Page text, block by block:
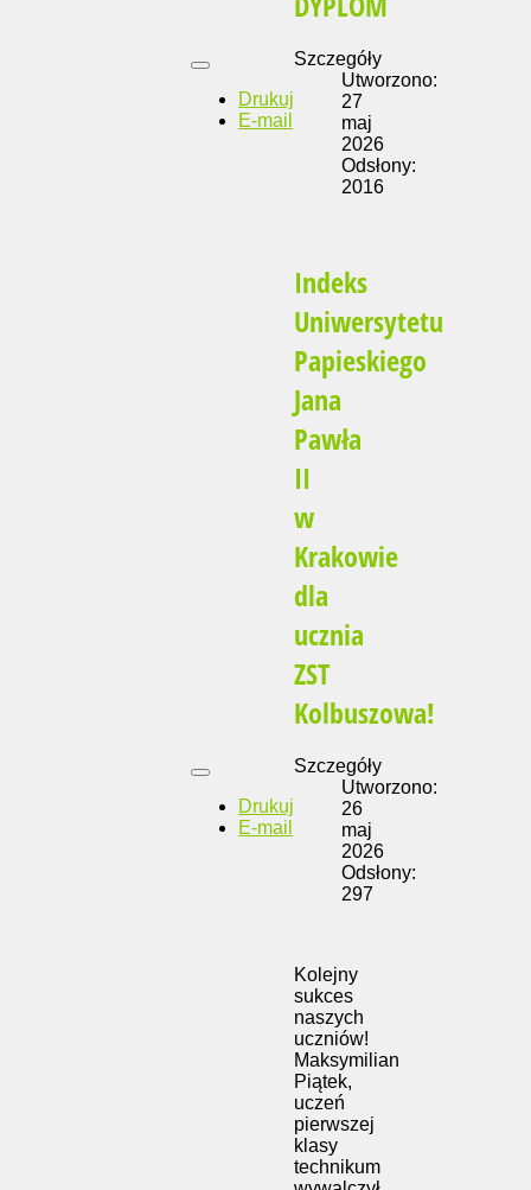
Drukuj
E-mail
Szczegóły
Utworzono:
27
maj
2026
Odsłony:
2016
Indeks
Uniwersytetu
Papieskiego
Jana
Pawła
II
w
Krakowie
dla
ucznia
ZST
Kolbuszowa!
Drukuj
E-mail
Szczegóły
Utworzono:
26
maj
2026
Odsłony:
297
Kolejny
sukces
naszych
uczniów!
Maksymilian
Piątek,
uczeń
pierwszej
klasy
technikum